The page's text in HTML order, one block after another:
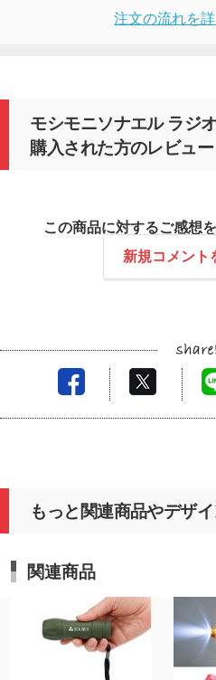
注文の流れを
モシモニソナエル ラジ
購入された方のレビュー
この商品に対するご感想
新規コメント
もっと関連商品やデザ
関連商品